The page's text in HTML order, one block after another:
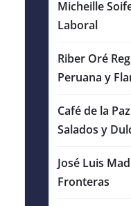
Micheille
Laboral
Riber Oré
Peruana y
Café de la
Salados y
José Luis
Fronteras